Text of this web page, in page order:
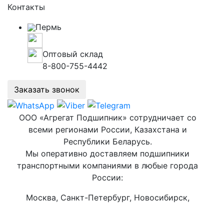
Контакты
Пермь
Оптовый склад
8-800-755-4442
Заказать звонок
ООО «Агрегат Подшипник» сотрудничает со
всеми регионами России, Казахстана и
Республики Беларусь.
Мы оперативно доставляем подшипники
транспортными компаниями в любые города
России:
Москва, Санкт-Петербург, Новосибирск,